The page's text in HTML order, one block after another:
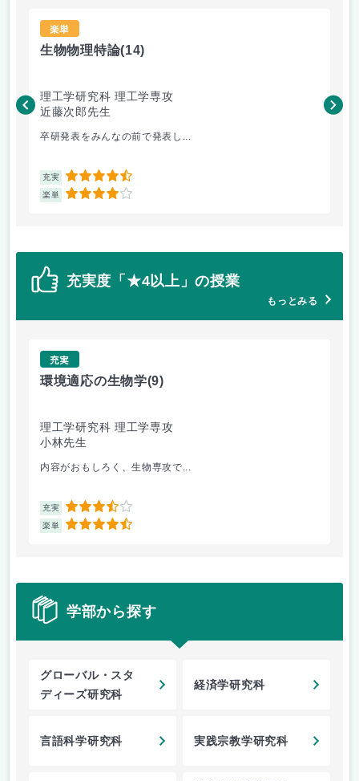
楽単
生物物理特論(14)
理工学研究科 理工学専攻
近藤次郎先生
卒研発表をみんなの前で発表し...
充実 4.5
楽単 4
鈴
充実度「★4以上」の授業
もっとみる
充実
環境適応の生物学(9)
理工学研究科 理工学専攻
小林先生
内容がおもしろく、生物専攻で...
充実 3.5
楽単 4.5
学部から探す
グローバル・スタ
ディーズ研究科
経済学研究科
言語科学研究科 実践宗教学研究科